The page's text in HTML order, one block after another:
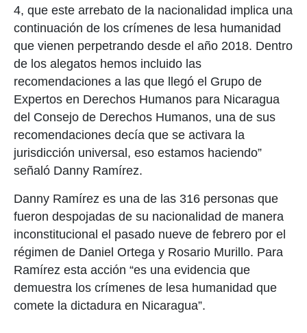
4, que este arrebato de la nacionalidad implica una
continuación de los crímenes de lesa humanidad
que vienen perpetrando desde el año 2018. Dentro
de los alegatos hemos incluido las
recomendaciones a las que llegó el Grupo de
Expertos en Derechos Humanos para Nicaragua
del Consejo de Derechos Humanos, una de sus
recomendaciones decía que se activara la
jurisdicción universal, eso estamos haciendo”
señaló Danny Ramírez.
Danny Ramírez es una de las 316 personas que
fueron despojadas de su nacionalidad de manera
inconstitucional el pasado nueve de febrero por el
régimen de Daniel Ortega y Rosario Murillo. Para
Ramírez esta acción “es una evidencia que
demuestra los crímenes de lesa humanidad que
comete la dictadura en Nicaragua”.